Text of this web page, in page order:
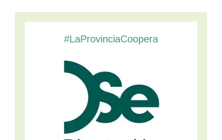
#LaProvinciaCoopera